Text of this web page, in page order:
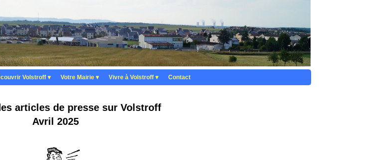
Volstroff ▾ Votre Mairie ▾ Vivre à Volstroff ▾ Contact
articles de presse sur Volstroff
Avril 2025